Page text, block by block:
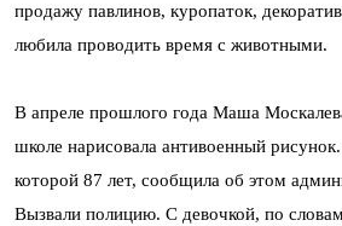
продажу павлинов, куропаток,
любила проводить время с животными.
В апреле прошлого года Маша
школе нарисовала антивоенный
которой 87 лет, сообщила об этом
Вызвали полицию. С девочкой, по